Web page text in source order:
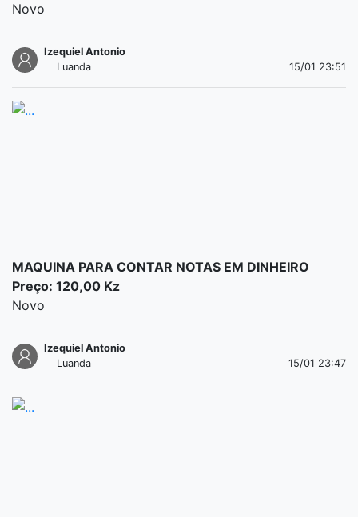
Novo
Izequiel Antonio
Luanda
15/01 23:51
MAQUINA PARA CONTAR NOTAS EM DINHEIRO
Preço: 120,00 Kz
Novo
Izequiel Antonio
Luanda
15/01 23:47